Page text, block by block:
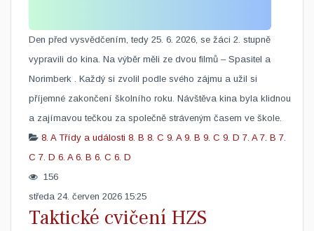
Den před vysvědčením, tedy 25. 6. 2026, se žáci 2. stupně
vypravili do kina. Na výběr měli ze dvou filmů – Spasitel a
Norimberk . Každý si zvolil podle svého zájmu a užil si
příjemné zakončení školního roku. Návštěva kina byla klidnou
a zajímavou tečkou za společně stráveným časem ve škole.
8. A Třídy a události 8. B 8. C 9. A 9. B 9. C 9. D 7. A 7. B 7.
C 7. D 6. A 6. B 6. C 6. D
156
středa 24. červen 2026 15:25
Taktické cvičení HZS